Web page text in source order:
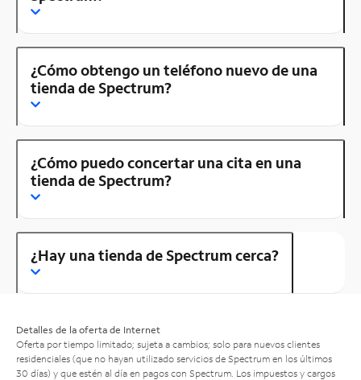
¿Cómo obtengo un teléfono nuevo de una
tienda de Spectrum?
¿Cómo puedo concertar una cita en una
tienda de Spectrum?
¿Hay una tienda de Spectrum cerca?
Detalles de la oferta de Internet
Oferta por tiempo limitado; sujeta a cambios; solo para nuevos clientes
residenciales (que no hayan utilizado servicios de Spectrum en los últimos
30 días) y que estén al día en pagos con Spectrum. Los impuestos y cargos